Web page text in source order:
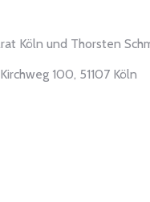
Köln und Thorsten
100, 51107 Köln